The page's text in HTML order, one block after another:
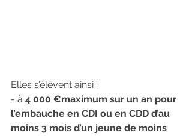
Elles s’élèvent ainsi :
- à 4 000 €maximum sur un an pour
l’embauche en CDI ou en CDD d’au
moins 3 mois d’un jeune de moins